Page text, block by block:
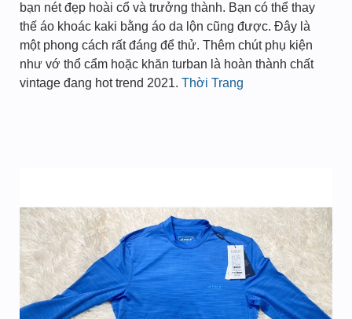
bạn nét đẹp hoài cổ và trưởng thành. Bạn có thể thay
thế áo khoác kaki bằng áo da lộn cũng được. Đây là
một phong cách rất đáng để thử. Thêm chút phụ kiện
như vớ thổ cẩm hoặc khăn turban là hoàn thành chất
vintage đang hot trend 2021. Thời Trang